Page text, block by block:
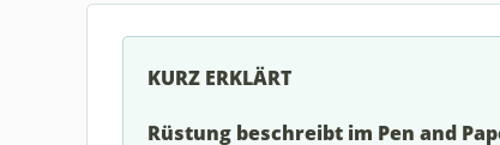
KURZ ERKLÄRT
Rüstung beschreibt im Pen and